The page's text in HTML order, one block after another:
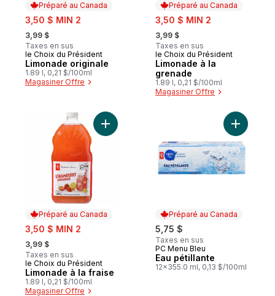
Préparé au Canada
sale:
3,50 $ MIN 2
, formerly:
3,99 $
Taxes en sus
Préparé au Canada
le Choix du Président
Limonade originale
1.89 l, 0,21 $/100ml
Magasiner Offre
Préparé au Canada
sale:
3,50 $ MIN 2
, formerly:
3,99 $
Taxes en sus
Préparé au Canada
le Choix du Président
Limonade à la
grenade
1.89 l, 0,21 $/100ml
Magasiner Offre
Préparé au Canada
sale:
3,50 $ MIN 2
, formerly:
3,99 $
Taxes en sus
Préparé au Canada
le Choix du Président
Limonade à la fraise
1.89 l, 0,21 $/100ml
Magasiner Offre
Ajouter Limonade à la fraise au panier
Préparé au Canada
5,75 $
Taxes en sus
Préparé au Canada
PC Menu Bleu
Eau pétillante
12x355.0 ml, 0,13 $/100ml
Ajouter